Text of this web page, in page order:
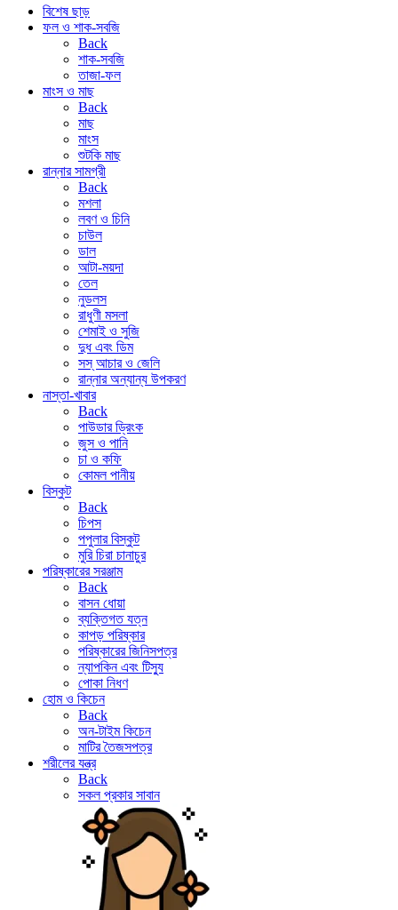
বিশেষ ছাড়
ফল ও শাক-সবজি
Back
শাক-সবজি
তাজা-ফল
মাংস ও মাছ
Back
মাছ
মাংস
শুটকি মাছ
রান্নার সামগ্রী
Back
মশলা
লবণ ও চিনি
চাউল
ডাল
আটা-ময়দা
তেল
নুডলস
রাধুণী মসলা
শেমাই ও সুজি
দুধ এবং ডিম
সস্ আচার ও জেলি
রান্নার অন্যান্য উপকরণ
নাস্তা-খাবার
Back
পাউডার ড্রিংক
জুস ও পানি
চা ও কফি
কোমল পানীয়
বিস্কুট
Back
চিপস
পপুলার বিস্কুট
মুরি চিরা চানাচুর
পরিষ্কারের সরঞ্জাম
Back
বাসন ধোয়া
ব্যক্তিগত যত্ন
কাপড় পরিষ্কার
পরিষ্কারের জিনিসপত্র
ন্যাপকিন এবং টিস্যু
পোকা নিধণ
হোম ও কিচেন
Back
অন-টাইম কিচেন
মাটির তৈজসপত্র
শরীলের যন্ত্র
Back
সকল প্রকার সাবান